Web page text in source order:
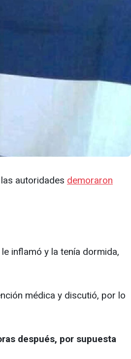
autoridades demoraron
inflamó y la tenía dormida,
médica y discutió, por lo
después, por supuesta